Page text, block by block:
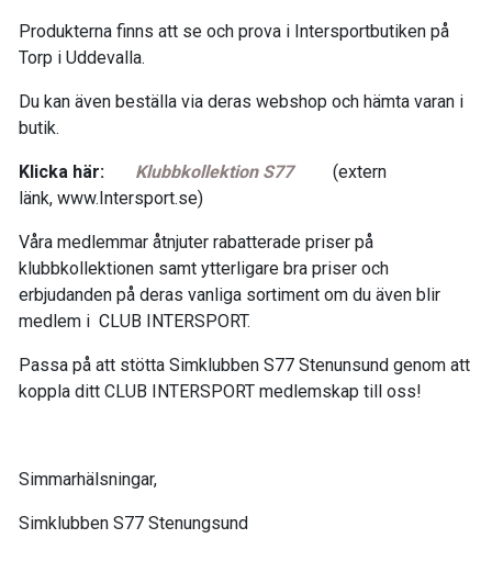
Produkterna finns att se och prova i Intersportbutiken på
Torp i Uddevalla.
Du kan även beställa via deras webshop och hämta varan i
butik.
Klicka här: Klubbkollektion S77
(extern
länk, www.Intersport.se)
Våra medlemmar åtnjuter rabatterade priser på
klubbkollektionen samt ytterligare bra priser och
erbjudanden på deras vanliga sortiment om du även blir
medlem i CLUB INTERSPORT.
Passa på att stötta Simklubben S77 Stenunsund genom att
koppla ditt CLUB INTERSPORT medlemskap till oss!
Simmarhälsningar,
Simklubben S77 Stenungsund